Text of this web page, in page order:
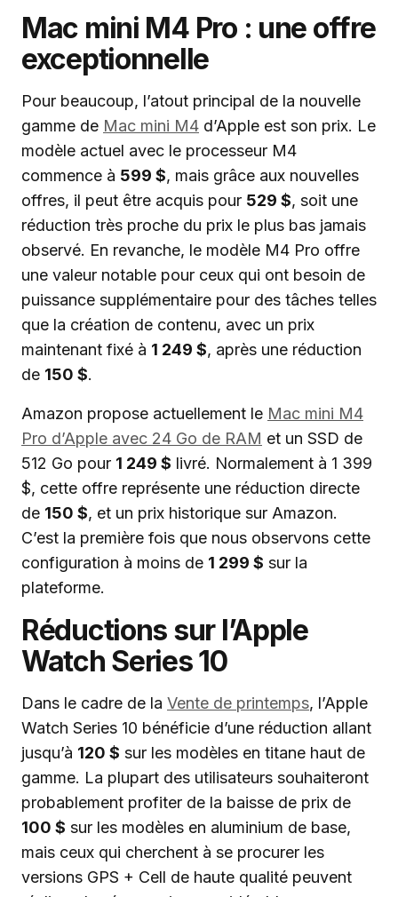
Mac mini M4 Pro : une offre
exceptionnelle
Pour beaucoup, l’atout principal de la nouvelle
gamme de Mac mini M4 d’Apple est son prix. Le
modèle actuel avec le processeur M4
commence à 599 $, mais grâce aux nouvelles
offres, il peut être acquis pour 529 $, soit une
réduction très proche du prix le plus bas jamais
observé. En revanche, le modèle M4 Pro offre
une valeur notable pour ceux qui ont besoin de
puissance supplémentaire pour des tâches telles
que la création de contenu, avec un prix
maintenant fixé à 1 249 $, après une réduction
de 150 $.
Amazon propose actuellement le Mac mini M4
Pro d’Apple avec 24 Go de RAM et un SSD de
512 Go pour 1 249 $ livré. Normalement à 1 399
$, cette offre représente une réduction directe
de 150 $, et un prix historique sur Amazon.
C’est la première fois que nous observons cette
configuration à moins de 1 299 $ sur la
plateforme.
Réductions sur l’Apple
Watch Series 10
Dans le cadre de la Vente de printemps, l’Apple
Watch Series 10 bénéficie d’une réduction allant
jusqu’à 120 $ sur les modèles en titane haut de
gamme. La plupart des utilisateurs souhaiteront
probablement profiter de la baisse de prix de
100 $ sur les modèles en aluminium de base,
mais ceux qui cherchent à se procurer les
versions GPS + Cell de haute qualité peuvent